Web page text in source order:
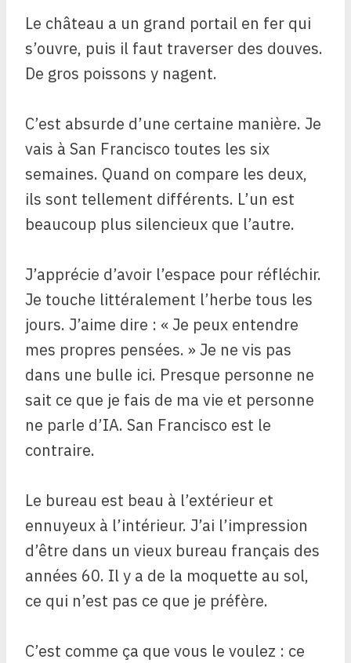
Le château a un grand portail en fer qui
s’ouvre, puis il faut traverser des douves.
De gros poissons y nagent.
C’est absurde d’une certaine manière. Je
vais à San Francisco toutes les six
semaines. Quand on compare les deux,
ils sont tellement différents. L’un est
beaucoup plus silencieux que l’autre.
J’apprécie d’avoir l’espace pour réfléchir.
Je touche littéralement l’herbe tous les
jours. J’aime dire : « Je peux entendre
mes propres pensées. » Je ne vis pas
dans une bulle ici. Presque personne ne
sait ce que je fais de ma vie et personne
ne parle d’IA. San Francisco est le
contraire.
Le bureau est beau à l’extérieur et
ennuyeux à l’intérieur. J’ai l’impression
d’être dans un vieux bureau français des
années 60. Il y a de la moquette au sol,
ce qui n’est pas ce que je préfère.
C’est comme ça que vous le voulez : ce